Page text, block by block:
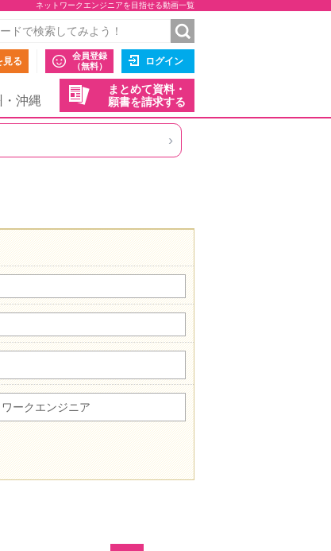
ネットワークエンジニアを目指せる動画一覧
見る
会員登録
（無料）
ログイン
まとめて資料・
願書を請求する
・沖縄
›
ークエンジニア